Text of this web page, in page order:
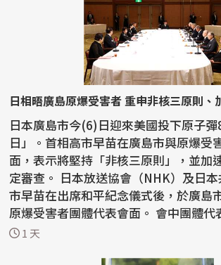
日相晤廣島原爆受害者 重申非核三原則、
日本廣島市今(6)日迎來美國投下原子
日」。首相高市早苗在廣島市與原爆受
面，表示將堅持「非核三原則」，並加
定審查。 日本放送協會（NHK）及日本共同社報導，高
市早苗在出席和平紀念儀式後，於廣島
原爆受害者團體代表會面。 會中團體代表提出幾項要
求，...
1 天